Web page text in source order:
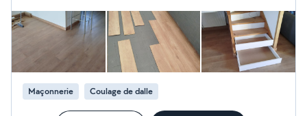
Maçonnerie Coulage de dalle